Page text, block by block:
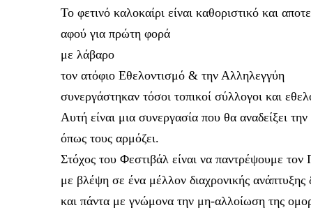
Το φετινό καλοκαίρι είναι καθοριστικό και
αφού για πρώτη φορά
με λάβαρο
τον ατόφιο Εθελοντισμό & την Αλληλεγγύη
συνεργάστηκαν τόσοι τοπικοί σύλλογοι και
Αυτή είναι μια συνεργασία που θα αναδείξει
όπως τους αρμόζει.
Στόχος του Φεστιβάλ είναι να παντρέψουμε
με βλέψη σε ένα μέλλον διαχρονικής ανάπτυξης
και πάντα με γνώμονα την μη-αλλοίωση της